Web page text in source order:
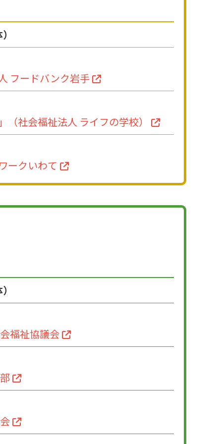
フードバンク岩手
（社会福祉法人 ライフの学校）
ークいわて
福祉協議会